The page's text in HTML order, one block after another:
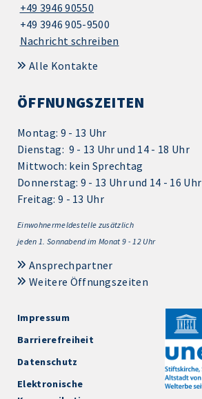
+49 3946 90550
+49 3946 905-9500
Nachricht schreiben
Alle Kontakte
ÖFFNUNGSZEITEN
Montag: 9 - 13 Uhr
Dienstag: 9 - 13 Uhr und 14 - 18 Uhr
Mittwoch: kein Sprechtag
Donnerstag: 9 - 13 Uhr und 14 - 16 Uhr
Freitag: 9 - 13 Uhr
Einwohnermeldestelle zusätzlich
jeden 1. Sonnabend im Monat 9 - 12 Uhr
Ansprechpartner
Weitere Öffnungszeiten
Impressum
Barrierefreiheit
Datenschutz
Elektronische